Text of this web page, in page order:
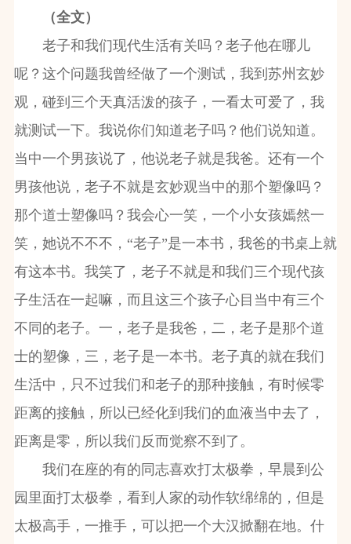
（全文）
老子和我们现代生活有关吗？老子他在哪儿
呢？这个问题我曾经做了一个测试，我到苏州玄妙
观，碰到三个天真活泼的孩子，一看太可爱了，我
就测试一下。我说你们知道老子吗？他们说知道。
当中一个男孩说了，他说老子就是我爸。还有一个
男孩他说，老子不就是玄妙观当中的那个塑像吗？
那个道士塑像吗？我会心一笑，一个小女孩嫣然一
笑，她说不不不，“老子”是一本书，我爸的书桌上就
有这本书。我笑了，老子不就是和我们三个现代孩
子生活在一起嘛，而且这三个孩子心目当中有三个
不同的老子。一，老子是我爸，二，老子是那个道
士的塑像，三，老子是一本书。老子真的就在我们
生活中，只不过我们和老子的那种接触，有时候零
距离的接触，所以已经化到我们的血液当中去了，
距离是零，所以我们反而觉察不到了。
我们在座的有的同志喜欢打太极拳，早晨到公
园里面打太极拳，看到人家的动作软绵绵的，但是
太极高手，一推手，可以把一个大汉掀翻在地。什